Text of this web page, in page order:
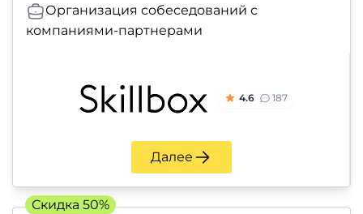
Организация собеседований с
компаниями-партнерами
4.6 187
Далее
Скидка 50%
на
профориентацию